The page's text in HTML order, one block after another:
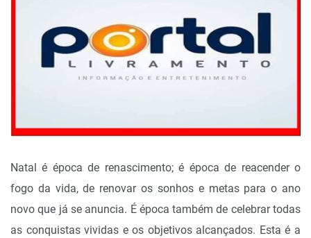
Natal é época de renascimento; é época de reacender o
fogo da vida, de renovar os sonhos e metas para o ano
novo que já se anuncia. É época também de celebrar todas
as conquistas vividas e os objetivos alcançados. Esta é a